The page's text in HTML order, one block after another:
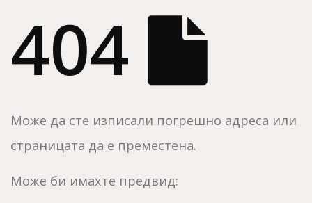
404
Може да сте изписали погрешно адреса или
страницата да е преместена.
Може би имахте предвид: